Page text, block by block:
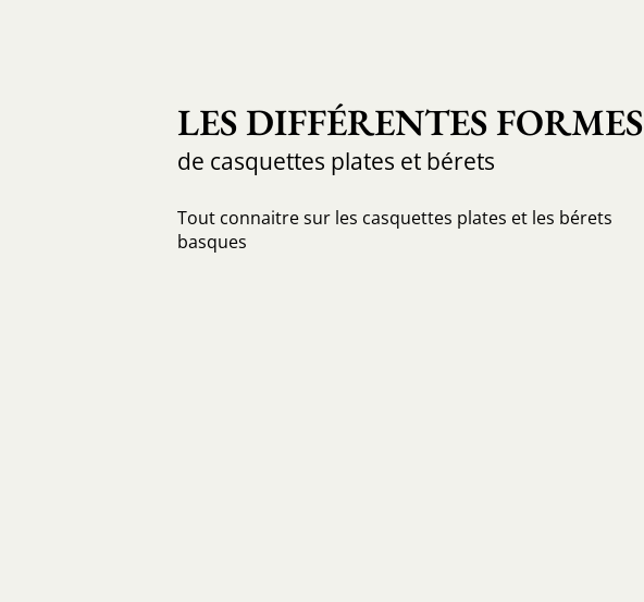
LES DIFFÉRENTES FORMES
de casquettes plates et bérets
Tout connaitre sur les casquettes plates et les bérets
basques